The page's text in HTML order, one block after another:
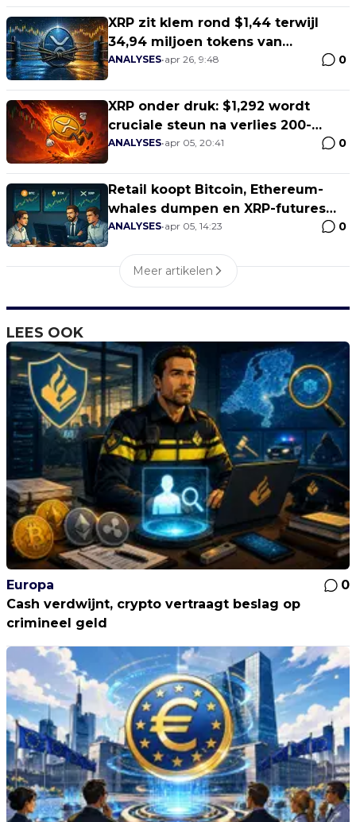
XRP zit klem rond $1,44 terwijl
34,94 miljoen tokens van
exchanges verdwijnen
ANALYSES•apr 26, 9:48 0
XRP onder druk: $1,292 wordt
cruciale steun na verlies 200-
weekse lijn
ANALYSES•apr 05, 20:41 0
Retail koopt Bitcoin, Ethereum-
whales dumpen en XRP-futures
blijven short
ANALYSES•apr 05, 14:23 0
Meer artikelen
LEES OOK
Europa
0
Cash verdwijnt, crypto vertraagt beslag op
crimineel geld